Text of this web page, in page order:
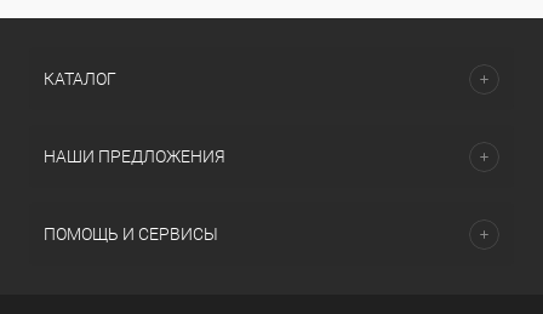
КАТАЛОГ
НАШИ ПРЕДЛОЖЕНИЯ
ПОМОЩЬ И СЕРВИСЫ